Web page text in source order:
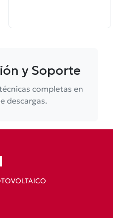
y Soporte
completas en
descargas.